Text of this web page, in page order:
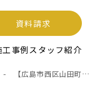
資料請求
工事例スタッフ紹介
【広島市西区山田町】